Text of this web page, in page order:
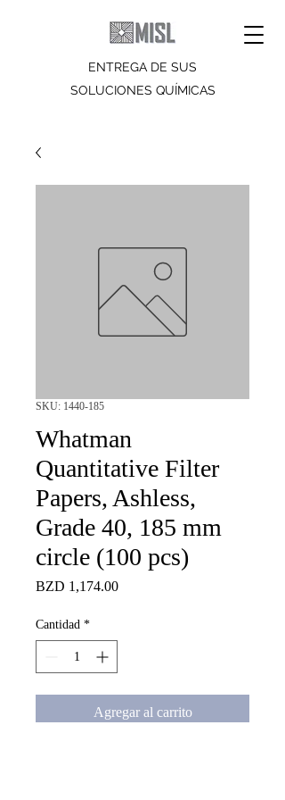
ENTREGA DE SUS
SOLUCIONES QUÍMICAS
SKU: 1440-185
Whatman
Quantitative Filter
Papers, Ashless,
Grade 40, 185 mm
circle (100 pcs)
BZD 1,174.00Precio
Cantidad *
Agregar al carrito